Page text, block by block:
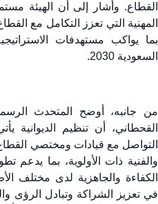
القطاع. وأشار إلى أن الهيئة
المهنية التي تعزز التكامل مع
بما يواكب مستهدفات
السعودية 2030.
من جانبه، أوضح المتحدث
القحطاني، أن تنظيم الديوانية
التواصل مع قيادات ومختصي
والفنية ذات الأولوية، بما يدعم
الكفاءة والجاهزية لدى مختلف
في تعزيز الشراكة وتبادل الرؤى